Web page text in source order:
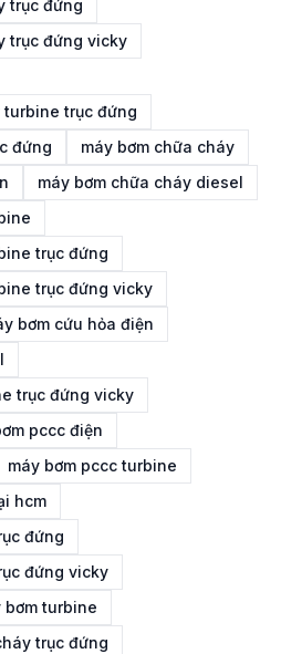
trục đứng
trục đứng vicky
turbine trục đứng
đứng
máy bơm chữa cháy
máy bơm chữa cháy diesel
trục đứng
trục đứng vicky
bơm cứu hỏa điện
trục đứng vicky
pccc điện
máy bơm pccc turbine
hcm
đứng
đứng vicky
bơm turbine
trục đứng